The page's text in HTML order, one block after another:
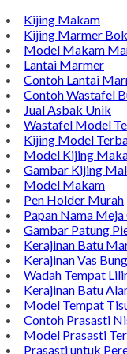
Kijing Makam
Kijing Marmer
Model Makam
Lantai Marmer
Contoh Lantai
Contoh Wastafel
Jual Asbak Unik
Wastafel Model
Kijing Model
Model Kijing
Gambar Kijing
Model Makam
Pen Holder Murah
Papan Nama Meja
Gambar Patung
Kerajinan Batu
Kerajinan Vas
Wadah Tempat
Kerajinan Batu
Model Tempat
Contoh Prasasti
Model Prasasti
Prasasti untuk